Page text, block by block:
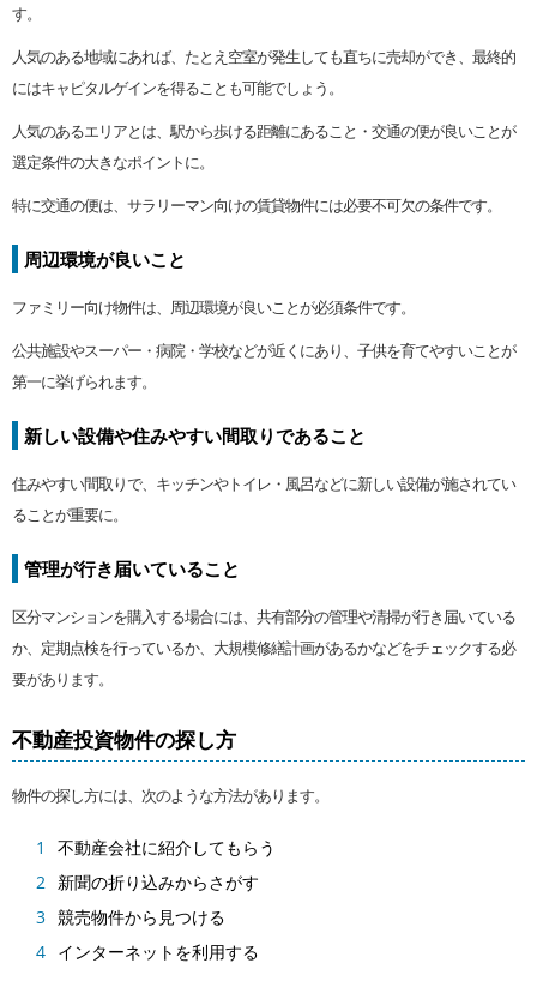
す。
人気のある地域にあれば、たとえ空室が発生しても直ちに売却ができ、最終的
にはキャピタルゲインを得ることも可能でしょう。
人気のあるエリアとは、駅から歩ける距離にあること・交通の便が良いことが
選定条件の大きなポイントに。
特に交通の便は、サラリーマン向けの賃貸物件には必要不可欠の条件です。
周辺環境が良いこと
ファミリー向け物件は、周辺環境が良いことが必須条件です。
公共施設やスーパー・病院・学校などが近くにあり、子供を育てやすいことが
第一に挙げられます。
新しい設備や住みやすい間取りであること
住みやすい間取りで、キッチンやトイレ・風呂などに新しい設備が施されてい
ることが重要に。
管理が行き届いていること
区分マンションを購入する場合には、共有部分の管理や清掃が行き届いている
か、定期点検を行っているか、大規模修繕計画があるかなどをチェックする必
要があります。
不動産投資物件の探し方
物件の探し方には、次のような方法があります。
不動産会社に紹介してもらう
新聞の折り込みからさがす
競売物件から見つける
インターネットを利用する